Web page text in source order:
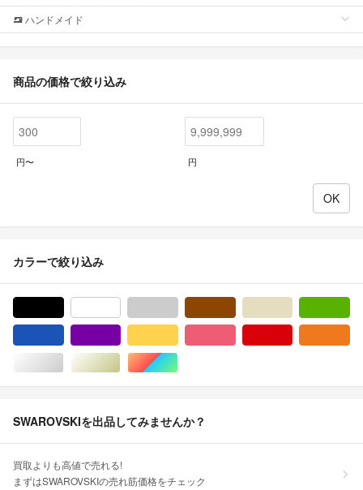
ハンドメイド
商品の価格で絞り込み
円〜 円
カラーで絞り込み
シルバー/銀色系ゴールド/金色系マルチカラー
SWAROVSKIを出品してみませんか？
買取よりも高値で売れる!
まずはSWAROVSKIの売れ筋価格をチェック